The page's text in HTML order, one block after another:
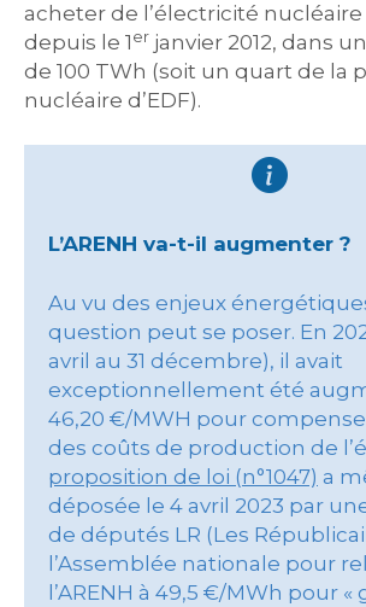
acheter de l’électricité nucléaire
depuis le 1 er janvier 2012, dans
de 100 TWh (soit un quart de la
nucléaire d’EDF).
L’ARENH va-t-il augmenter ?
Au vu des enjeux
question peut se poser. En
avril au 31 décembre), il avait
exceptionnellement été
46,20 €/MWH pour
des coûts de production de
proposition de loi (n°1047) a
déposée le 4 avril 2023 par
de députés LR (Les
l’Assemblée nationale pour
l’ARENH à 49,5 €/MWh pour